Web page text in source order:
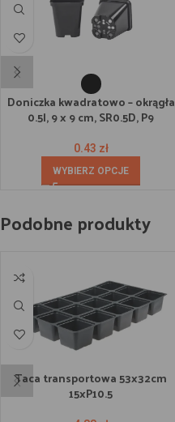
Doniczka kwadratowo – okrągła
0.5l, 9 x 9 cm, SR0.5D, P9
0.43 zł
WYBIERZ OPCJE
Podobne produkty
Taca transportowa 53x32cm
15xP10.5